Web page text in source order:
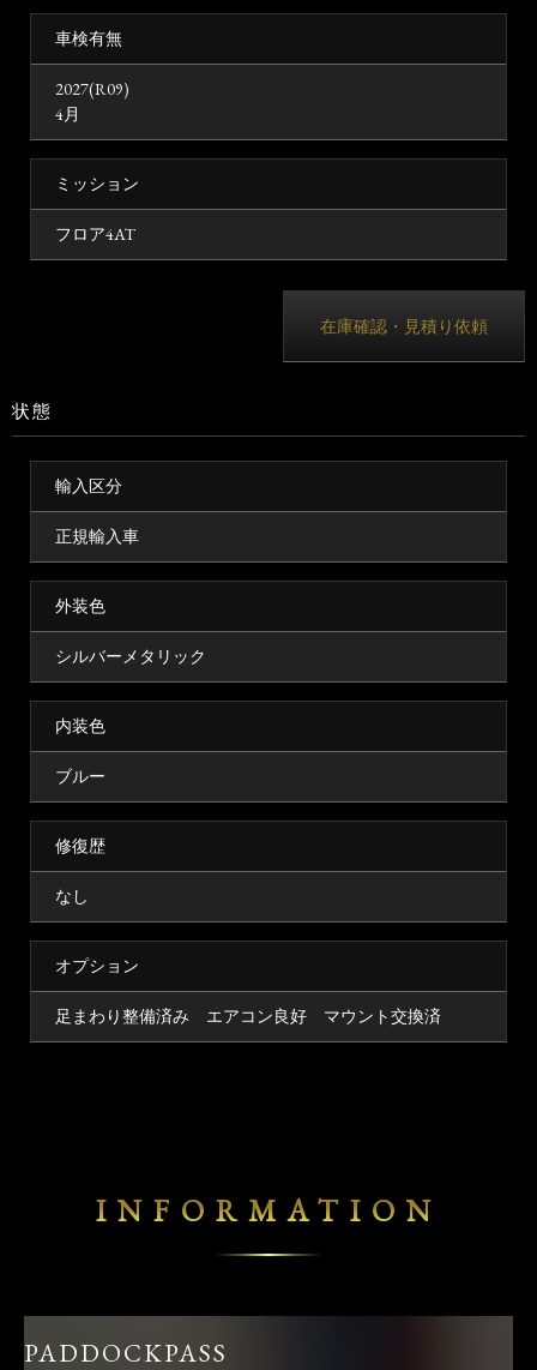
車検有無
2027(R09)
4月
ミッション
フロア4AT
在庫確認・見積り依頼
状態
輸入区分
正規輸入車
外装色
シルバーメタリック
内装色
ブルー
修復歴
なし
オプション
足まわり整備済み エアコン良好 マウント交換済
INFORMATION
PADDOCKPASS